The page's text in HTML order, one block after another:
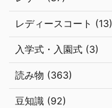
レディースコート (13)
入学式・入園式 (3)
読み物 (363)
豆知識 (92)